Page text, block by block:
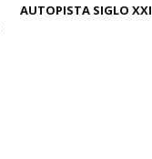
AUTOPISTA SIGLO XXI